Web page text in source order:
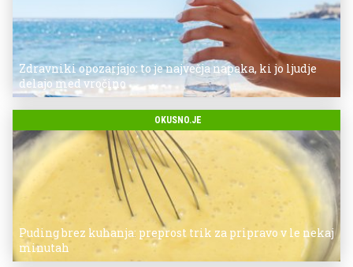
Zdravniki opozarjajo: to je največja napaka, ki jo ljudje
delajo med vročino
OKUSNO.JE
Puding brez kuhanja: preprost trik za pripravo v le nekaj
minutah